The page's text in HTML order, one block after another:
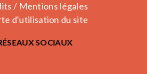
/ Mentions légales
d'utilisation du site
SOCIAUX